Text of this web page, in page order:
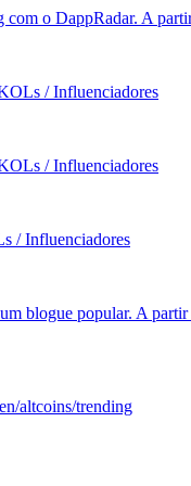
com o DappRadar. A
/ Influenciadores
/ Influenciadores
/ Influenciadores
blogue popular. A partir
altcoins/trending